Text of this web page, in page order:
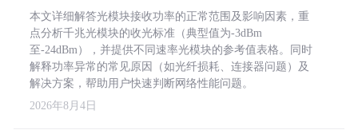
本文详细解答光模块接收功率的正常范围及影响因素，重
点分析千兆光模块的收光标准（典型值为-3dBm
至-24dBm），并提供不同速率光模块的参考值表格。同时
解释功率异常的常见原因（如光纤损耗、连接器问题）及
解决方案，帮助用户快速判断网络性能问题。
2026年8月4日